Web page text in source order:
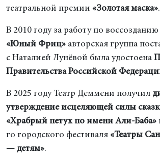
театральной премии «Золотая маска».
В 2010 году за работу по воссозданию
«Юный Фриц» авторская группа
с Наталией Лунёвой была удостоена
Правительства Российской
В 2025 году Театр Деммени получил
утверждение исцеляющей силы
«Храбрый петух по имени Али-Баба»
го городского фестиваля «Театры
— детям».